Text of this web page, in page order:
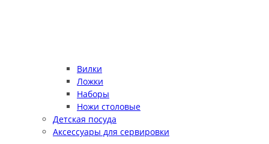
Вилки
Ложки
Наборы
Ножи столовые
Детская посуда
Аксессуары для сервировки